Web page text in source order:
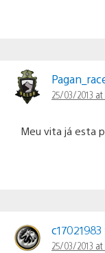
25/03/2013 at
Meu vita já esta
c17021983
25/03/2013 at